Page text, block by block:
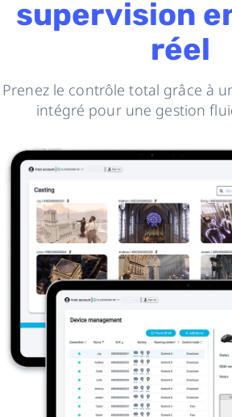
supervision
réel
Prenez le contrôle total grâce à
intégré pour une gestion